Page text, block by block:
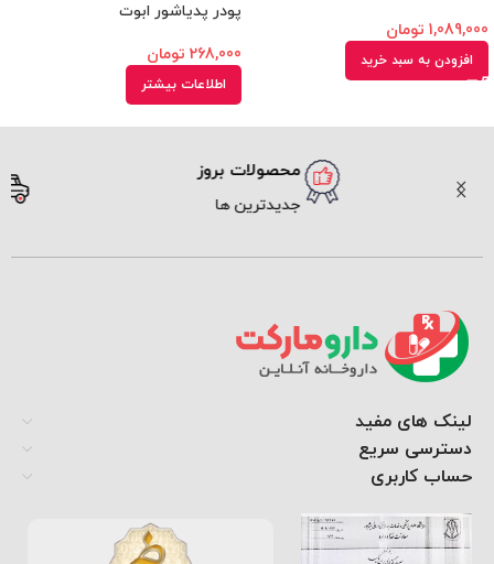
1,089,000 تومان
افزودن به سبد خرید
پودر پدیاشور ابوت
268,000 تومان
اطلاعات بیشتر
محصولات بروز
پیک و پست
لینک های مفید
دسترسی سریع
حساب کاربری